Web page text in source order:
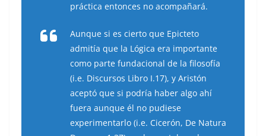
práctica entonces no acompañará.
Aunque si es cierto que Epicteto
admitía que la Lógica era importante
como parte fundacional de la filosofía
(i.e. Discursos Libro I.17), y Aristón
aceptó que si podría haber algo ahí
fuera aunque él no pudiese
experimentarlo (i.e. Cicerón, De Natura